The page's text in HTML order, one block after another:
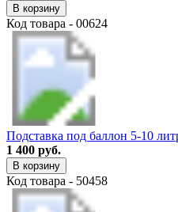
В корзину
Код товара - 00624
Подставка под баллон 5-10
1 400 руб.
В корзину
Код товара - 50458